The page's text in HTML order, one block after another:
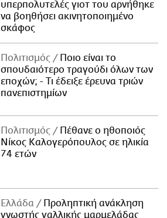
υπερπολυτελές γιοτ του αρνήθηκε
να βοηθήσει ακινητοποιημένο
σκάφος
Πολιτισμός
Ποιο είναι το
σπουδαιότερο τραγούδι όλων των
εποχών; - Τι έδειξε έρευνα τριών
πανεπιστημίων
Πολιτισμός
Πέθανε ο ηθοποιός
Νίκος Καλογερόπουλος σε ηλικία
74 ετών
Ελλάδα
Προληπτική ανάκληση
γνωστής γαλλικής μαρμελάδας